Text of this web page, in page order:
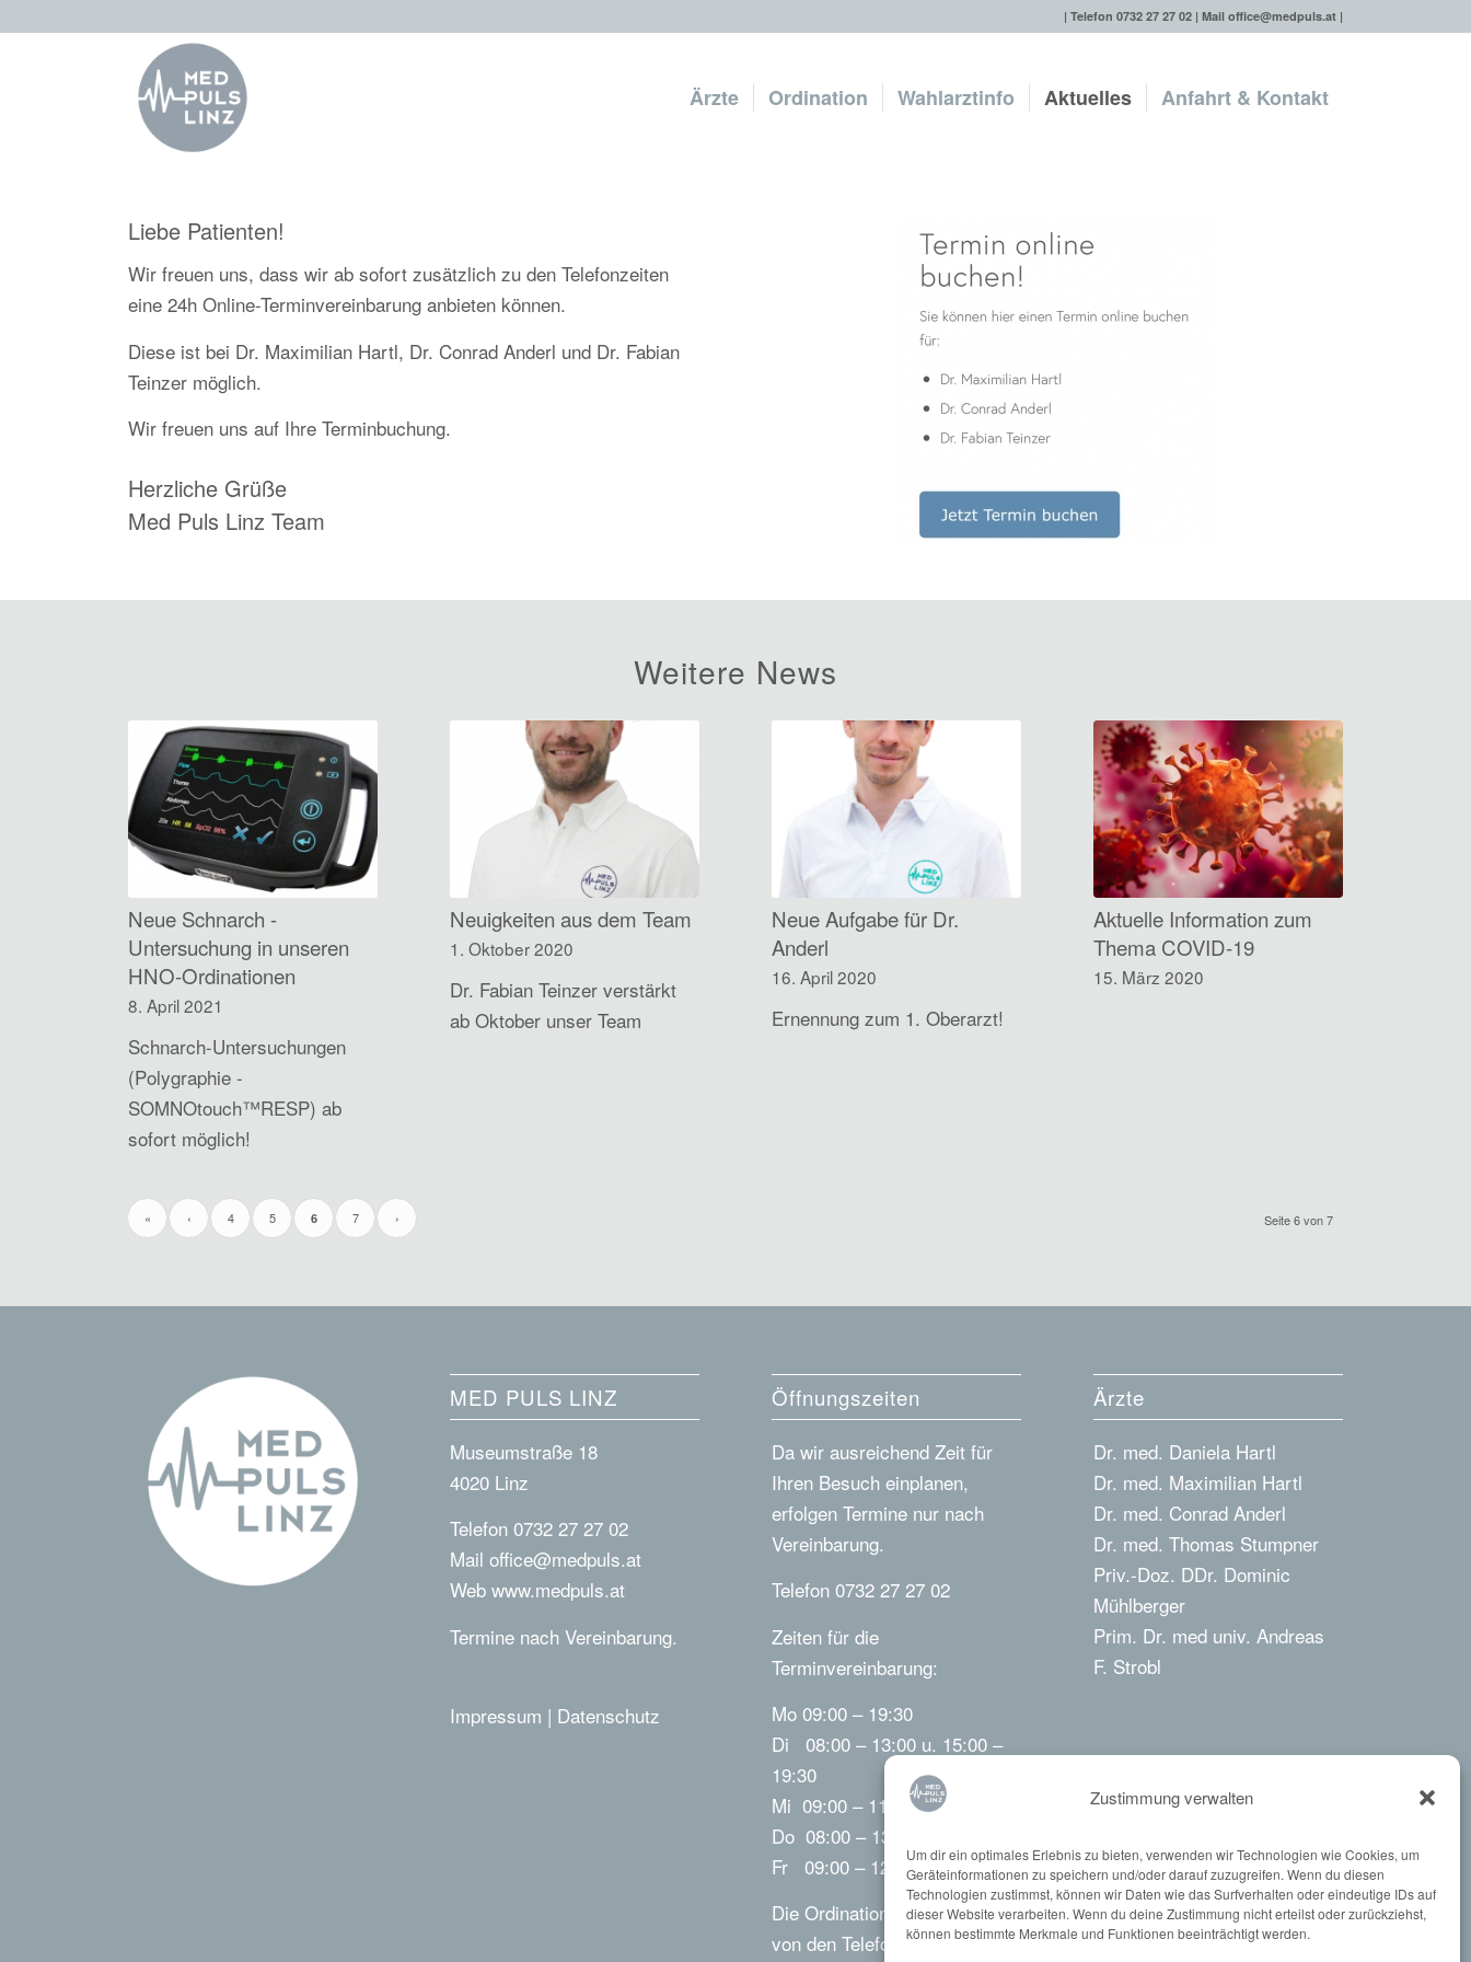
Zustimmung verwalten
Um dir ein optimales Erlebnis zu bieten, verwenden wir Technologien wie Cookies, um
Geräteinformationen zu speichern und/oder darauf zuzugreifen. Wenn du diesen
Technologien zustimmst, können wir Daten wie das Surfverhalten oder eindeutige IDs auf
dieser Website verarbeiten. Wenn du deine Zustimmung nicht erteilst oder zurückziehst,
können bestimmte Merkmale und Funktionen beeinträchtigt werden.
| Telefon 0732 27 27 02 | Mail office@medpuls.at|
Ärzte Ordination Wahlarztinfo Aktuelles Anfahrt & Kontakt
Liebe Patienten!
Wir freuen uns, dass wir ab sofort zusätzlich zu den Telefonzeiten
eine 24h Online-Terminvereinbarung anbieten können.
Diese ist bei Dr. Maximilian Hartl, Dr. Conrad Anderl und Dr. Fabian
Teinzer möglich.
Wir freuen uns auf Ihre Terminbuchung.
Herzliche Grüße
Med Puls Linz Team
Weitere News
Neue Schnarch -
Untersuchung in unseren
HNO-Ordinationen
8. April 2021
Schnarch-Untersuchungen
(Polygraphie -
SOMNOtouch™RESP) ab
sofort möglich!
Neuigkeiten aus dem Team
1. Oktober 2020
Dr. Fabian Teinzer verstärkt
ab Oktober unser Team
Neue Aufgabe für Dr.
Anderl
16. April 2020
Ernennung zum 1. Oberarzt!
Aktuelle Information zum
Thema COVID-19
15. März 2020
Seite 6 von 7
« ‹ 4 5 6 7 ›
MED PULS LINZ
Museumstraße 18
4020 Linz
Telefon 0732 27 27 02
Mailoffice@medpuls.at
Webwww.medpuls.at
Termine nach Vereinbarung.
Impressum | Datenschutz
Öffnungszeiten
Da wir ausreichend Zeit für
Ihren Besuch einplanen,
erfolgen Termine nur nach
Vereinbarung.
Telefon 0732 27 27 02
Zeiten für die
Terminvereinbarung:
Mo 09:00 – 19:30
Di 08:00 – 13:00 u. 15:00 –
19:30
Mi 09:00 – 11:00
Do 08:00 – 13:00
Fr 09:00 – 12:30
Die Ordinationszeiten können
von den Telefonzeiten
Ärzte
Dr. med. Daniela Hartl
Dr. med. Maximilian Hartl
Dr. med. Conrad Anderl
Dr. med. Thomas Stumpner
Priv.-Doz. DDr. Dominic
Mühlberger
Prim. Dr. med univ. Andreas
F. Strobl